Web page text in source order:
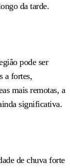
da tarde.
pode ser
a fortes,
mais remotas, a
significativa.
de chuva forte